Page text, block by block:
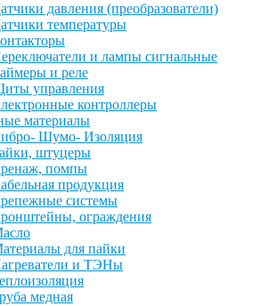
давления (преобразователи)
температуры
и лампы сигнальные
и реле
управления
контроллеры
материалы
Шумо- Изоляция
штуцеры
помпы
продукция
системы
ограждения
для пайки
и ТЭНы
медная